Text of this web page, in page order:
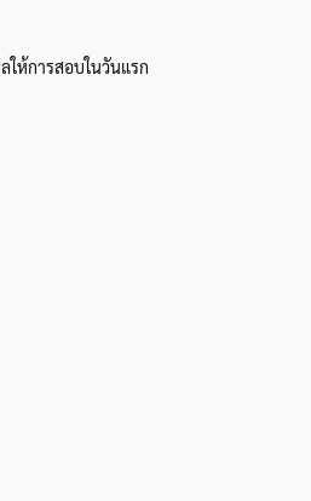
ให้การสอบในวันแรก